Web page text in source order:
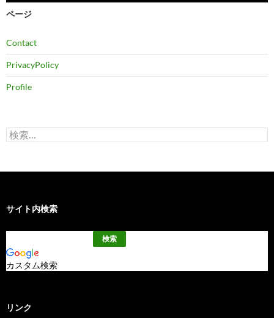
ブ
ページ
Contact
PrivacyPolicy
Profile
検
索:
サイト内検索
カスタム検索
リンク